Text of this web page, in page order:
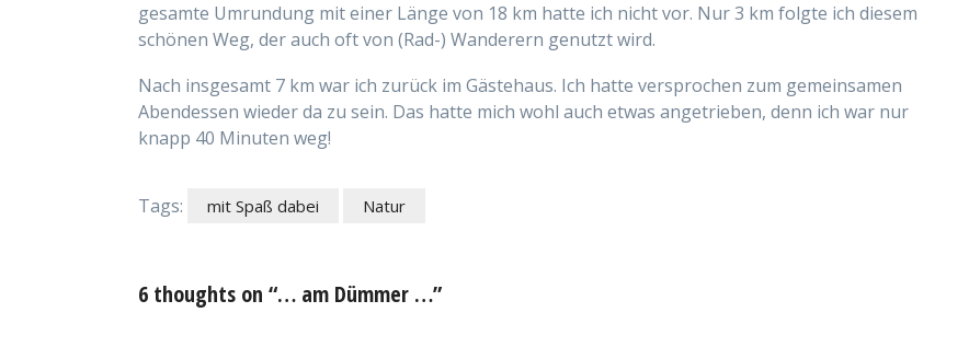
gesamte Umrundung mit einer Länge von 18 km hatte ich nicht vor. Nur 3 km folgte ich diesem
schönen Weg, der auch oft von (Rad-) Wanderern genutzt wird.
Nach insgesamt 7 km war ich zurück im Gästehaus. Ich hatte versprochen zum gemeinsamen
Abendessen wieder da zu sein. Das hatte mich wohl auch etwas angetrieben, denn ich war nur
knapp 40 Minuten weg!
Tags: mit Spaß dabei Natur
6 thoughts on “… am Dümmer …”